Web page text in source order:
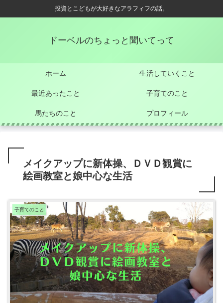
投資とこどもが大好きなアラフィフの話。
ドーベルのちょっと聞いてって
ホーム 生活していくこと
最近あったこと 子育てのこと
馬たちのこと プロフィール
メイクアップに新体操、ＤＶＤ観賞に
絵画教室と娘中心な生活
子育てのこと